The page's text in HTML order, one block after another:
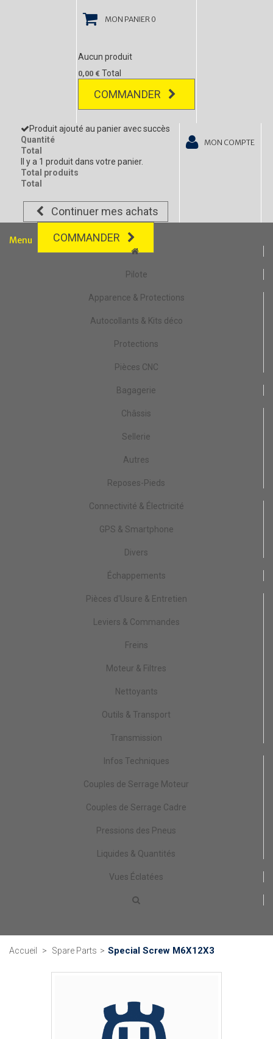
MON PANIER 0
Aucun produit
0,00 € Total
COMMANDER
Produit ajouté au panier avec succès
Quantité
Total
Il y a 1 produit dans votre panier.
Total produits
Total
Continuer mes achats
COMMANDER
MON COMPTE
Menu
Pilote
Apparence & Protections
Autocollants & Kits déco
Protections
Pièces CNC
Bagagerie
Châssis
Sellerie
Autres
Reposes-Pieds
Connectivité & Électricité
GPS & Smartphone
Divers
Échappements
Pièces d'Usure & Entretien
Leviers & Commandes
Freins
Moteur & Filtres
Nettoyants
Outils & Transport
Transmission
Infos Techniques
Couples de Serrage Moteur
Couples de Serrage Cadre
Pressions des Pneus
Liquides & Quantités
Vues Éclatées
Accueil > Spare Parts > Special Screw M6X12X3